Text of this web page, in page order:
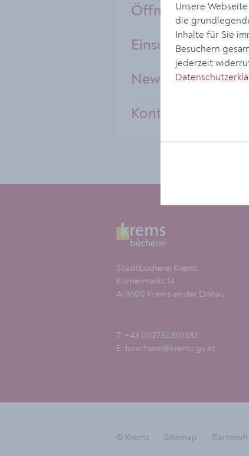
Öffnungszeiten
Einschreibung
Newsletter
Kontakt
Stadtbücherei Krems
Körnermarkt 14
A-3500 Krems an der Donau
T: +43 (0)2732 801382
E: buecherei@krems.gv.at
© Krems Sitemap
Unsere
die
Inhalte für Sie
Besuchern
jederzeit